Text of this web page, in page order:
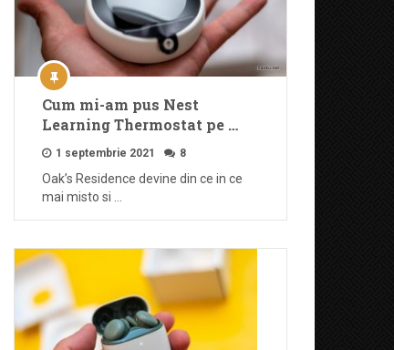
Cum mi-am pus Nest
Learning Thermostat pe …
1 septembrie 2021 8
Oak’s Residence devine din ce in ce
mai misto si …